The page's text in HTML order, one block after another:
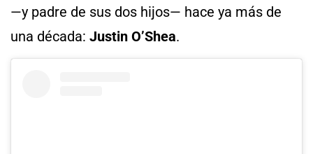
—y padre de sus dos hijos— hace ya más de
una década: Justin O’Shea.